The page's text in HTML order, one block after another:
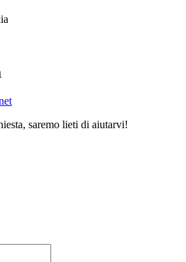
saremo lieti di aiutarvi!